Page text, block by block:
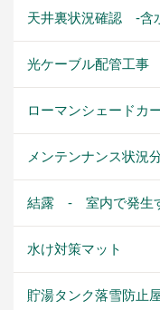
天井裏状況確認 -含
光ケーブル配管工事
ローマンシェードカ
メンテンナンス状況
結露 - 室内で発生
水け対策マット
貯湯タンク落雪防止